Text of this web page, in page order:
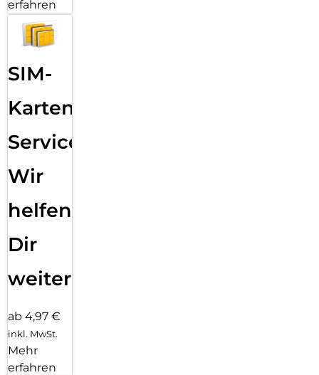
erfahren
SIM-
Karten
Service:
Wir
helfen
Dir
weiter
ab 4,97 €
inkl. MwSt.
Mehr
erfahren